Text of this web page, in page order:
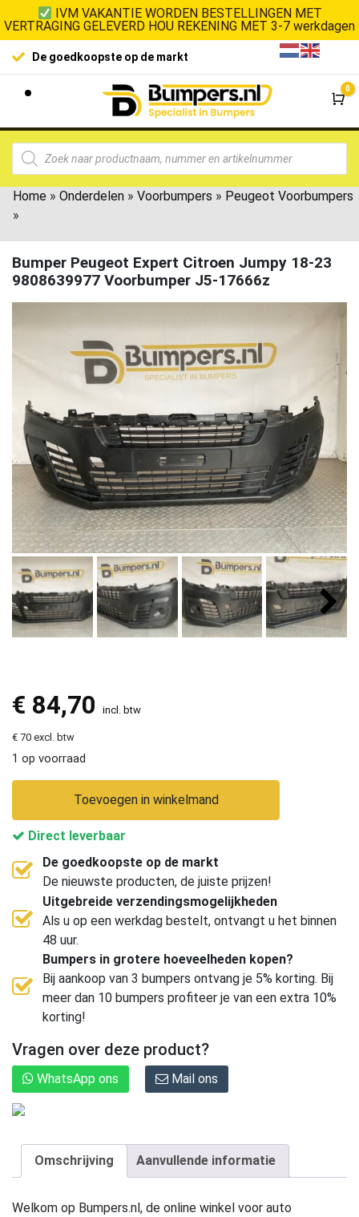
IVM VAKANTIE WORDEN BESTELLINGEN MET
VERTRAGING GELEVERD HOU REKENING MET 3-7 werkdagen
De goedkoopste op de markt
0
Home » Onderdelen » Voorbumpers » Peugeot Voorbumpers
»
Bumper Peugeot Expert Citroen Jumpy 18-23
9808639977 Voorbumper J5-17666z
€ 84,70 incl. btw
€ 70 excl. btw
1 op voorraad
Toevoegen in winkelmand
Direct leverbaar
De goedkoopste op de markt
De nieuwste producten, de juiste prijzen!
Uitgebreide verzendingsmogelijkheden
Als u op een werkdag bestelt, ontvangt u het binnen
48 uur.
Bumpers in grotere hoeveelheden kopen?
Bij aankoop van 3 bumpers ontvang je 5% korting. Bij
meer dan 10 bumpers profiteer je van een extra 10%
korting!
Vragen over deze product?
WhatsApp ons Mail ons
Omschrijving Aanvullende informatie
Welkom op Bumpers.nl, de online winkel voor auto